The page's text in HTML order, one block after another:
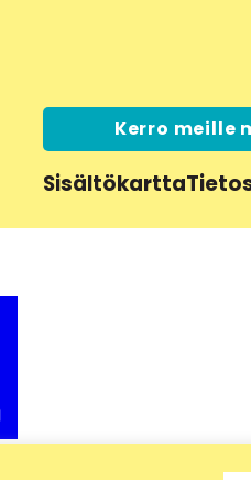
Kerro meille
Sisältökartta